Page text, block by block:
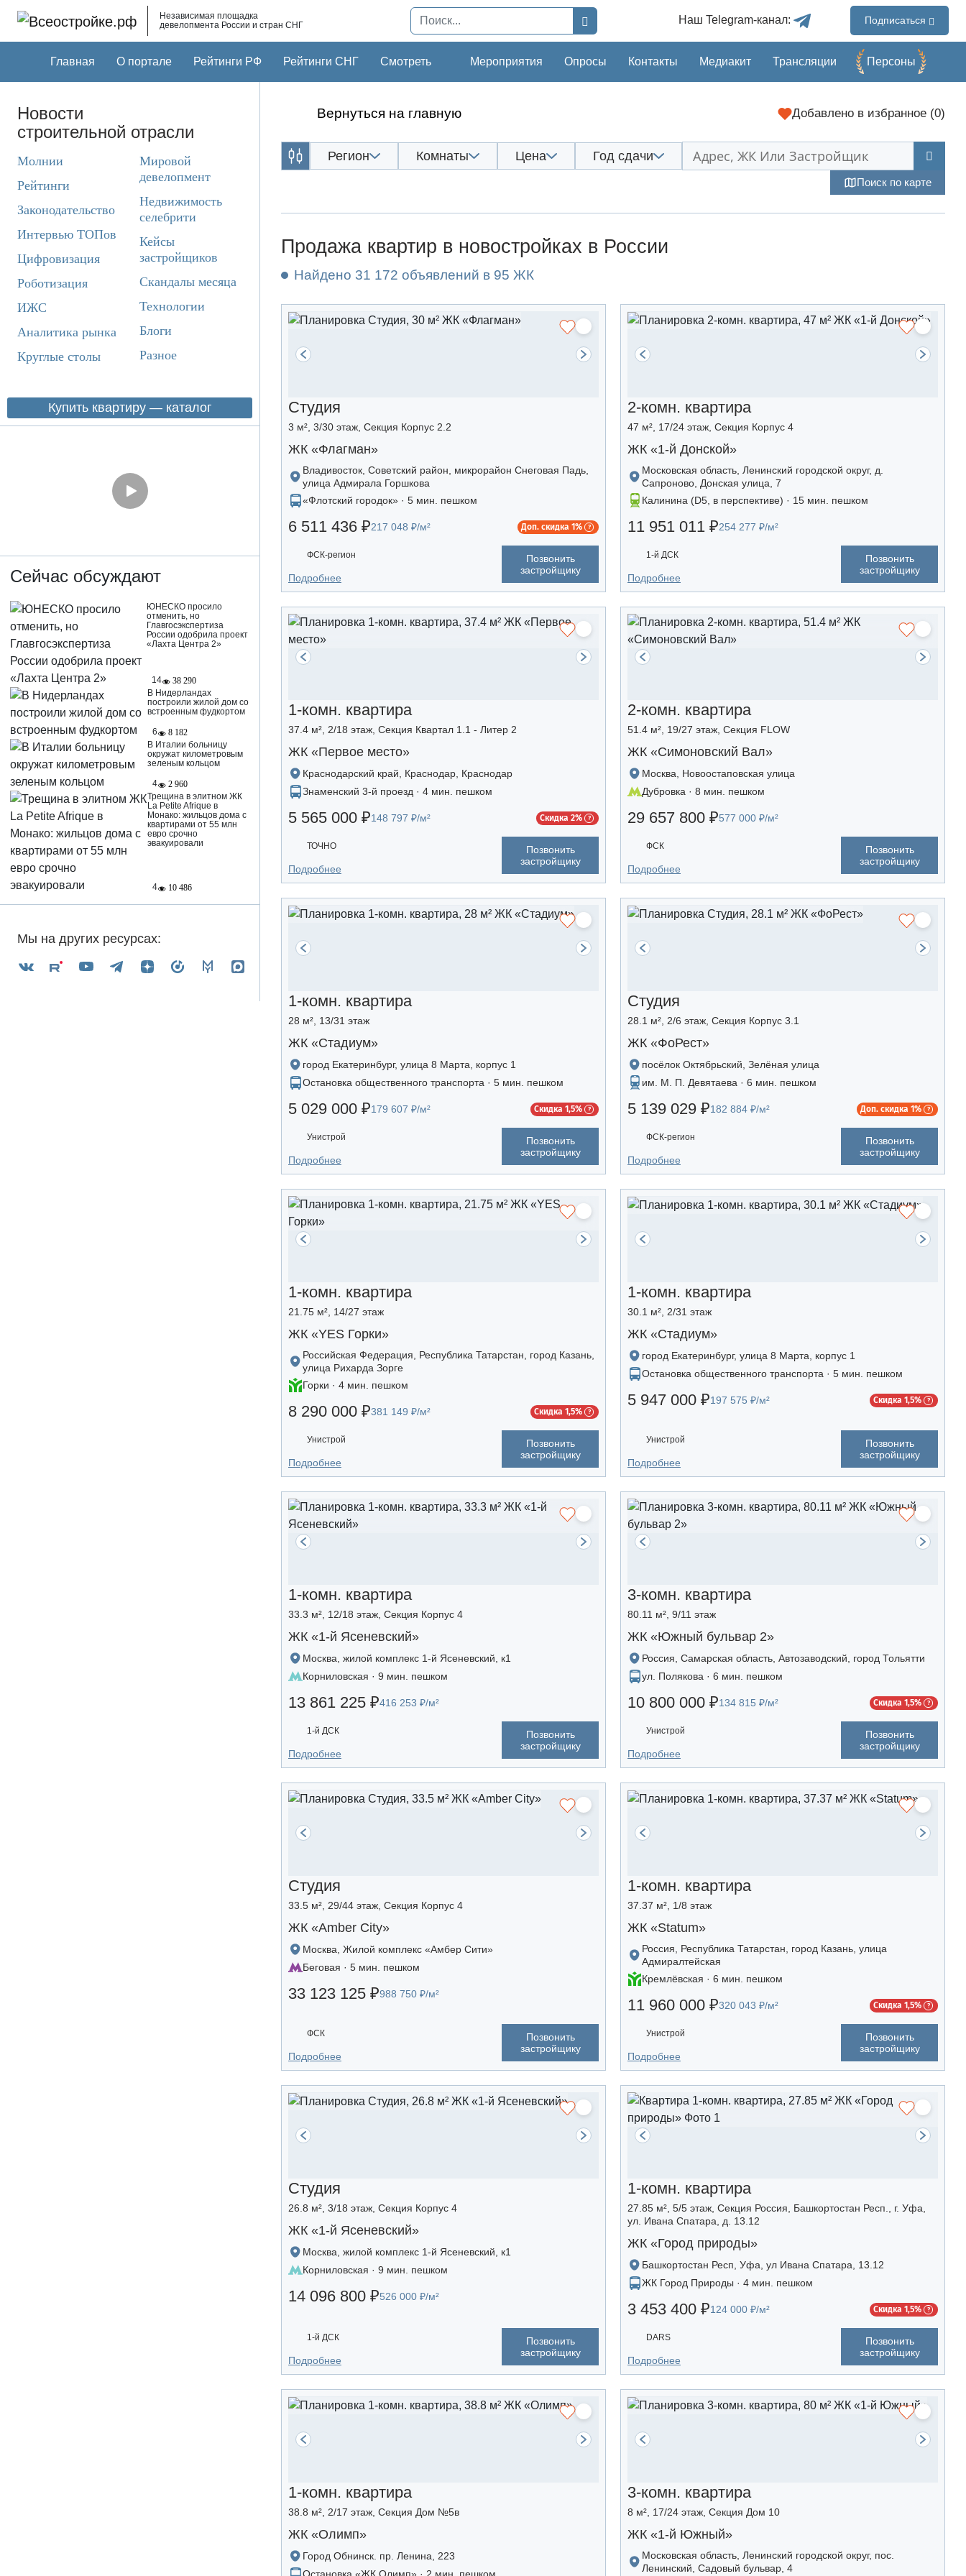
Независимая площадка
девелопмента России и стран СНГ
Наш Telegram-канал: Подписаться
Главная О портале Рейтинги РФ Рейтинги СНГ Смотреть Мероприятия Опросы Контакты Медиакит Трансляции Перcоны
Новости
строительной отрасли
Молнии
Рейтинги
Законодательство
Интервью ТОПов
Цифровизация
Роботизация
ИЖС
Аналитика рынка
Круглые столы
Мировой
девелопмент
Недвижимость
селебрити
Кейсы
застройщиков
Скандалы месяца
Технологии
Блоги
Разное
Купить квартиру — каталог
Сейчас обсуждают
ЮНЕСКО просило
отменить, но
Главгосэкспертиза
России одобрила проект
«Лахта Центра 2»
14
38 290
В Нидерландах
построили жилой дом со
встроенным фудкортом
6
8 182
В Италии больницу
окружат километровым
зеленым кольцом
4
2 960
Трещина в элитном ЖК
La Petite Afrique в
Монако: жильцов дома с
квартирами от 55 млн
евро срочно
эвакуировали
4 10 486
Мы на других ресурсах:
Вернуться на главную Добавлено в избранное (0)
Регион Комнаты Цена Год сдачи
Поиск по карте
Продажа квартир в новостройках в России
Найдено 31 172 объявлений в 95 ЖК
Студия
3 м², 3/30 этаж, Секция Корпус 2.2
ЖК «Флагман»
Владивосток, Советский район, микрорайон Снеговая Падь,
улица Адмирала Горшкова
«Флотский городок» · 5 мин. пешком
6 511 436 ₽217 048 ₽/м² Доп. скидка 1%
ФСК-регион
Позвонить
застройщику
Подробнее
2-комн. квартира
47 м², 17/24 этаж, Секция Корпус 4
ЖК «1-й Донской»
Московская область, Ленинский городской округ, д.
Сапроново, Донская улица, 7
Калинина (D5, в перспективе) · 15 мин. пешком
11 951 011 ₽254 277 ₽/м²
1-й ДСК
Позвонить
застройщику
Подробнее
1-комн. квартира
37.4 м², 2/18 этаж, Секция Квартал 1.1 - Литер 2
ЖК «Первое место»
Краснодарский край, Краснодар, Краснодар
Знаменский 3-й проезд · 4 мин. пешком
5 565 000 ₽148 797 ₽/м² Скидка 2%
ТОЧНО
Позвонить
застройщику
Подробнее
2-комн. квартира
51.4 м², 19/27 этаж, Секция FLOW
ЖК «Симоновский Вал»
Москва, Новоостаповская улица
Дубровка · 8 мин. пешком
29 657 800 ₽577 000 ₽/м²
ФСК
Позвонить
застройщику
Подробнее
1-комн. квартира
28 м², 13/31 этаж
ЖК «Стадиум»
город Екатеринбург, улица 8 Марта, корпус 1
Остановка общественного транспорта · 5 мин. пешком
5 029 000 ₽179 607 ₽/м² Скидка 1,5%
Унистрой
Позвонить
застройщику
Подробнее
Студия
28.1 м², 2/6 этаж, Секция Корпус 3.1
ЖК «ФоРест»
посёлок Октябрьский, Зелёная улица
им. М. П. Девятаева · 6 мин. пешком
5 139 029 ₽182 884 ₽/м² Доп. скидка 1%
ФСК-регион
Позвонить
застройщику
Подробнее
1-комн. квартира
21.75 м², 14/27 этаж
ЖК «YES Горки»
Российская Федерация, Республика Татарстан, город Казань,
улица Рихарда Зорге
Горки · 4 мин. пешком
8 290 000 ₽381 149 ₽/м² Скидка 1,5%
Унистрой
Позвонить
застройщику
Подробнее
1-комн. квартира
30.1 м², 2/31 этаж
ЖК «Стадиум»
город Екатеринбург, улица 8 Марта, корпус 1
Остановка общественного транспорта · 5 мин. пешком
5 947 000 ₽197 575 ₽/м² Скидка 1,5%
Унистрой
Позвонить
застройщику
Подробнее
1-комн. квартира
33.3 м², 12/18 этаж, Секция Корпус 4
ЖК «1-й Ясеневский»
Москва, жилой комплекс 1-й Ясеневский, к1
Корниловская · 9 мин. пешком
13 861 225 ₽416 253 ₽/м²
1-й ДСК
Позвонить
застройщику
Подробнее
3-комн. квартира
80.11 м², 9/11 этаж
ЖК «Южный бульвар 2»
Россия, Самарская область, Автозаводский, город Тольятти
ул. Полякова · 6 мин. пешком
10 800 000 ₽134 815 ₽/м² Скидка 1,5%
Унистрой
Позвонить
застройщику
Подробнее
Студия
33.5 м², 29/44 этаж, Секция Корпус 4
ЖК «Amber Сity»
Москва, Жилой комплекс «Амбер Сити»
Беговая · 5 мин. пешком
33 123 125 ₽988 750 ₽/м²
ФСК
Позвонить
застройщику
Подробнее
1-комн. квартира
37.37 м², 1/8 этаж
ЖК «Statum»
Россия, Республика Татарстан, город Казань, улица
Адмиралтейская
Кремлёвская · 6 мин. пешком
11 960 000 ₽320 043 ₽/м² Скидка 1,5%
Унистрой
Позвонить
застройщику
Подробнее
Студия
26.8 м², 3/18 этаж, Секция Корпус 4
ЖК «1-й Ясеневский»
Москва, жилой комплекс 1-й Ясеневский, к1
Корниловская · 9 мин. пешком
14 096 800 ₽526 000 ₽/м²
1-й ДСК
Позвонить
застройщику
Подробнее
1-комн. квартира
27.85 м², 5/5 этаж, Секция Россия, Башкортостан Респ., г. Уфа,
ул. Ивана Спатара, д. 13.12
ЖК «Город природы»
Башкортостан Респ, Уфа, ул Ивана Спатара, 13.12
ЖК Город Природы · 4 мин. пешком
3 453 400 ₽124 000 ₽/м² Скидка 1,5%
DARS
Позвонить
застройщику
Подробнее
1-комн. квартира
38.8 м², 2/17 этаж, Секция Дом №5в
ЖК «Олимп»
Город Обнинск. пр. Ленина, 223
3-комн. квартира
8 м², 17/24 этаж, Секция Дом 10
ЖК «1-й Южный»
Московская область, Ленинский городской округ, пос.
Ленинский, Садовый бульвар, 4